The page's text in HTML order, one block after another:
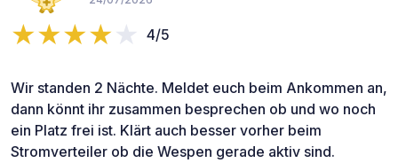
4/5
Wir standen 2 Nächte. Meldet euch beim Ankommen an,
dann könnt ihr zusammen besprechen ob und wo noch
ein Platz frei ist. Klärt auch besser vorher beim
Stromverteiler ob die Wespen gerade aktiv sind.